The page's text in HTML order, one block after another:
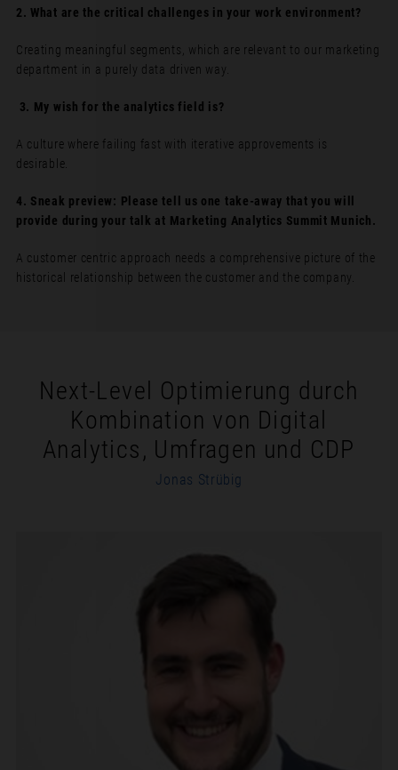
2. What are the critical challenges in your work environment?
Creating meaningful segments, which are relevant to our marketing
department in a purely data driven way.
3. My wish for the analytics field is?
A culture where failing fast with iterative approvements is
desirable.
4. Sneak preview: Please tell us one take-away that you will
provide during your talk at Marketing Analytics Summit Munich.
A customer centric approach needs a comprehensive picture of the
historical relationship between the customer and the company.
Next-Level Optimierung durch
Kombination von Digital
Analytics, Umfragen und CDP
Jonas Strübig